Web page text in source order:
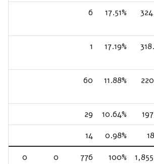
17.51%
6
17.19%
1
11.88%
60
10.64%
29
0.98%
14
100%
776
0
0